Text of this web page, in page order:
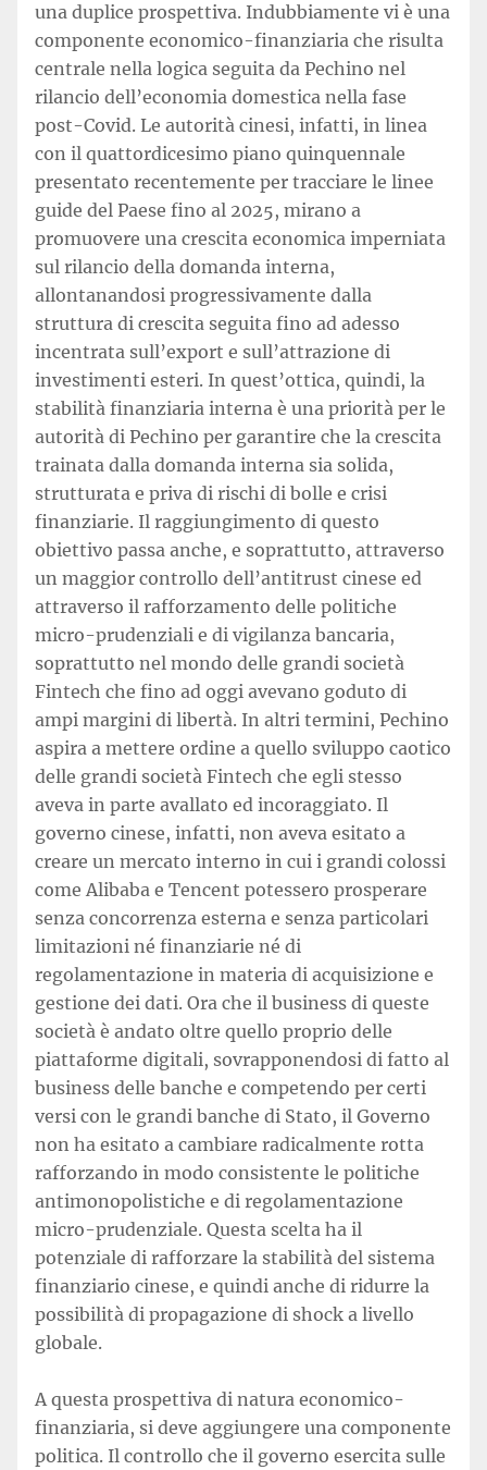
una duplice prospettiva. Indubbiamente vi è una
componente economico-finanziaria che risulta
centrale nella logica seguita da Pechino nel
rilancio dell’economia domestica nella fase
post-Covid. Le autorità cinesi, infatti, in linea
con il quattordicesimo piano quinquennale
presentato recentemente per tracciare le linee
guide del Paese fino al 2025, mirano a
promuovere una crescita economica imperniata
sul rilancio della domanda interna,
allontanandosi progressivamente dalla
struttura di crescita seguita fino ad adesso
incentrata sull’export e sull’attrazione di
investimenti esteri. In quest’ottica, quindi, la
stabilità finanziaria interna è una priorità per le
autorità di Pechino per garantire che la crescita
trainata dalla domanda interna sia solida,
strutturata e priva di rischi di bolle e crisi
finanziarie. Il raggiungimento di questo
obiettivo passa anche, e soprattutto, attraverso
un maggior controllo dell’antitrust cinese ed
attraverso il rafforzamento delle politiche
micro-prudenziali e di vigilanza bancaria,
soprattutto nel mondo delle grandi società
Fintech che fino ad oggi avevano goduto di
ampi margini di libertà. In altri termini, Pechino
aspira a mettere ordine a quello sviluppo caotico
delle grandi società Fintech che egli stesso
aveva in parte avallato ed incoraggiato. Il
governo cinese, infatti, non aveva esitato a
creare un mercato interno in cui i grandi colossi
come Alibaba e Tencent potessero prosperare
senza concorrenza esterna e senza particolari
limitazioni né finanziarie né di
regolamentazione in materia di acquisizione e
gestione dei dati. Ora che il business di queste
società è andato oltre quello proprio delle
piattaforme digitali, sovrapponendosi di fatto al
business delle banche e competendo per certi
versi con le grandi banche di Stato, il Governo
non ha esitato a cambiare radicalmente rotta
rafforzando in modo consistente le politiche
antimonopolistiche e di regolamentazione
micro-prudenziale. Questa scelta ha il
potenziale di rafforzare la stabilità del sistema
finanziario cinese, e quindi anche di ridurre la
possibilità di propagazione di shock a livello
globale.
A questa prospettiva di natura economico-
finanziaria, si deve aggiungere una componente
politica. Il controllo che il governo esercita sulle